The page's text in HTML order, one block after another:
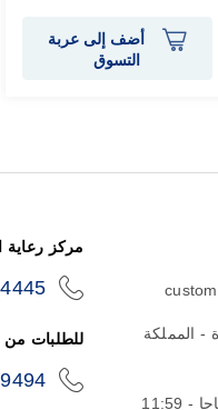
أضف إلى عربة
التسوق
المملكة
من السبت - للخميس 9:00 صباحا - 11:59
مركز رعاية
للطلبات من